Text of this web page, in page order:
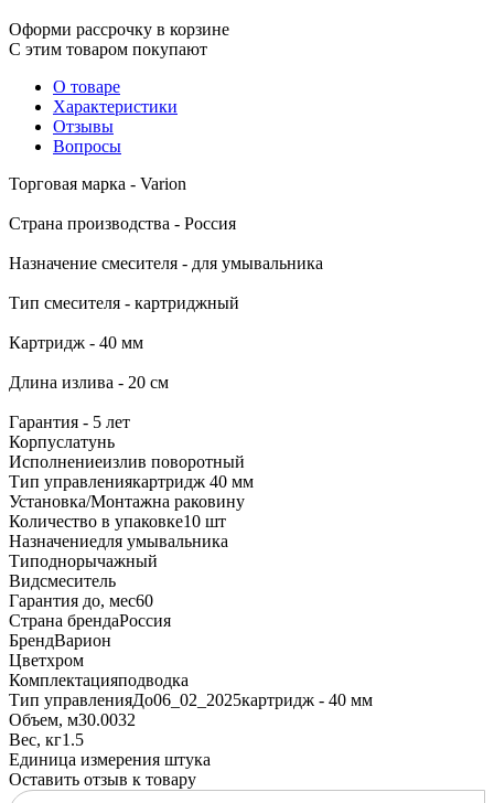
Оформи рассрочку в корзине
С этим товаром покупают
О товаре
Характеристики
Отзывы
Вопросы
Торговая марка - Varion
Страна производства - Россия
Назначение смесителя - для умывальника
Тип смесителя - картриджный
Картридж - 40 мм
Длина излива - 20 см
Гарантия - 5 лет
Корпуслатунь
Исполнениеизлив поворотный
Тип управлениякартридж 40 мм
Установка/Монтажна раковину
Количество в упаковке10 шт
Назначениедля умывальника
Типоднорычажный
Видсмеситель
Гарантия до, мес60
Страна брендаРоссия
БрендВарион
Цветхром
Комплектацияподводка
Тип управленияДо06_02_2025картридж - 40 мм
Объем, м30.0032
Вес, кг1.5
Единица измерения штука
Оставить отзыв к товару